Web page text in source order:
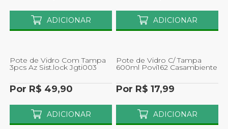
ADICIONAR ADICIONAR
Pote de Vidro Com Tampa
3pcs Az Sist.lock Jgti003
Por R$ 49,90
ADICIONAR
Pote de Vidro C/ Tampa
600ml Povi162 Casambiente
Por R$ 17,99
ADICIONAR